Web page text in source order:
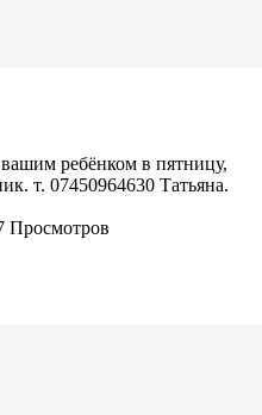
ребёнком в пятницу,
т. 07450964630 Татьяна.
Просмотров